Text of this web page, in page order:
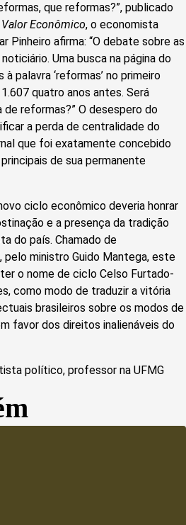
que reformas?”, publicado
Valor Econômico, o economista
Pinheiro afirma: “O debate sobre as
Uma busca na página do
palavra ‘reformas’ no primeiro
quatro anos antes. Será
de reformas?” O desespero do
a perda de centralidade do
que foi exatamente concebido
de sua permanente
ciclo econômico deveria honrar
e a presença da tradição
do país. Chamado de
pelo ministro Guido Mantega, este
o nome de ciclo Celso Furtado-
como modo de traduzir a vitória
brasileiros sobre os modos de
favor dos direitos inalienáveis do
político, professor na UFMG